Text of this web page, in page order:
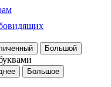
Большой
Большое